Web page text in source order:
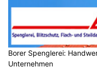
Borer Spenglerei:
Unternehmen